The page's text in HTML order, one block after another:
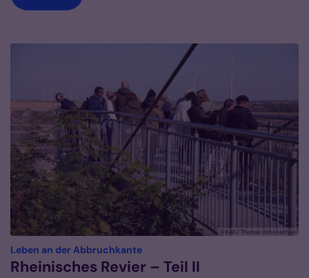
© KAB / Thomas Hohenschue
Leben an der Abbruchkante:
Rheinisches Revier – Teil II